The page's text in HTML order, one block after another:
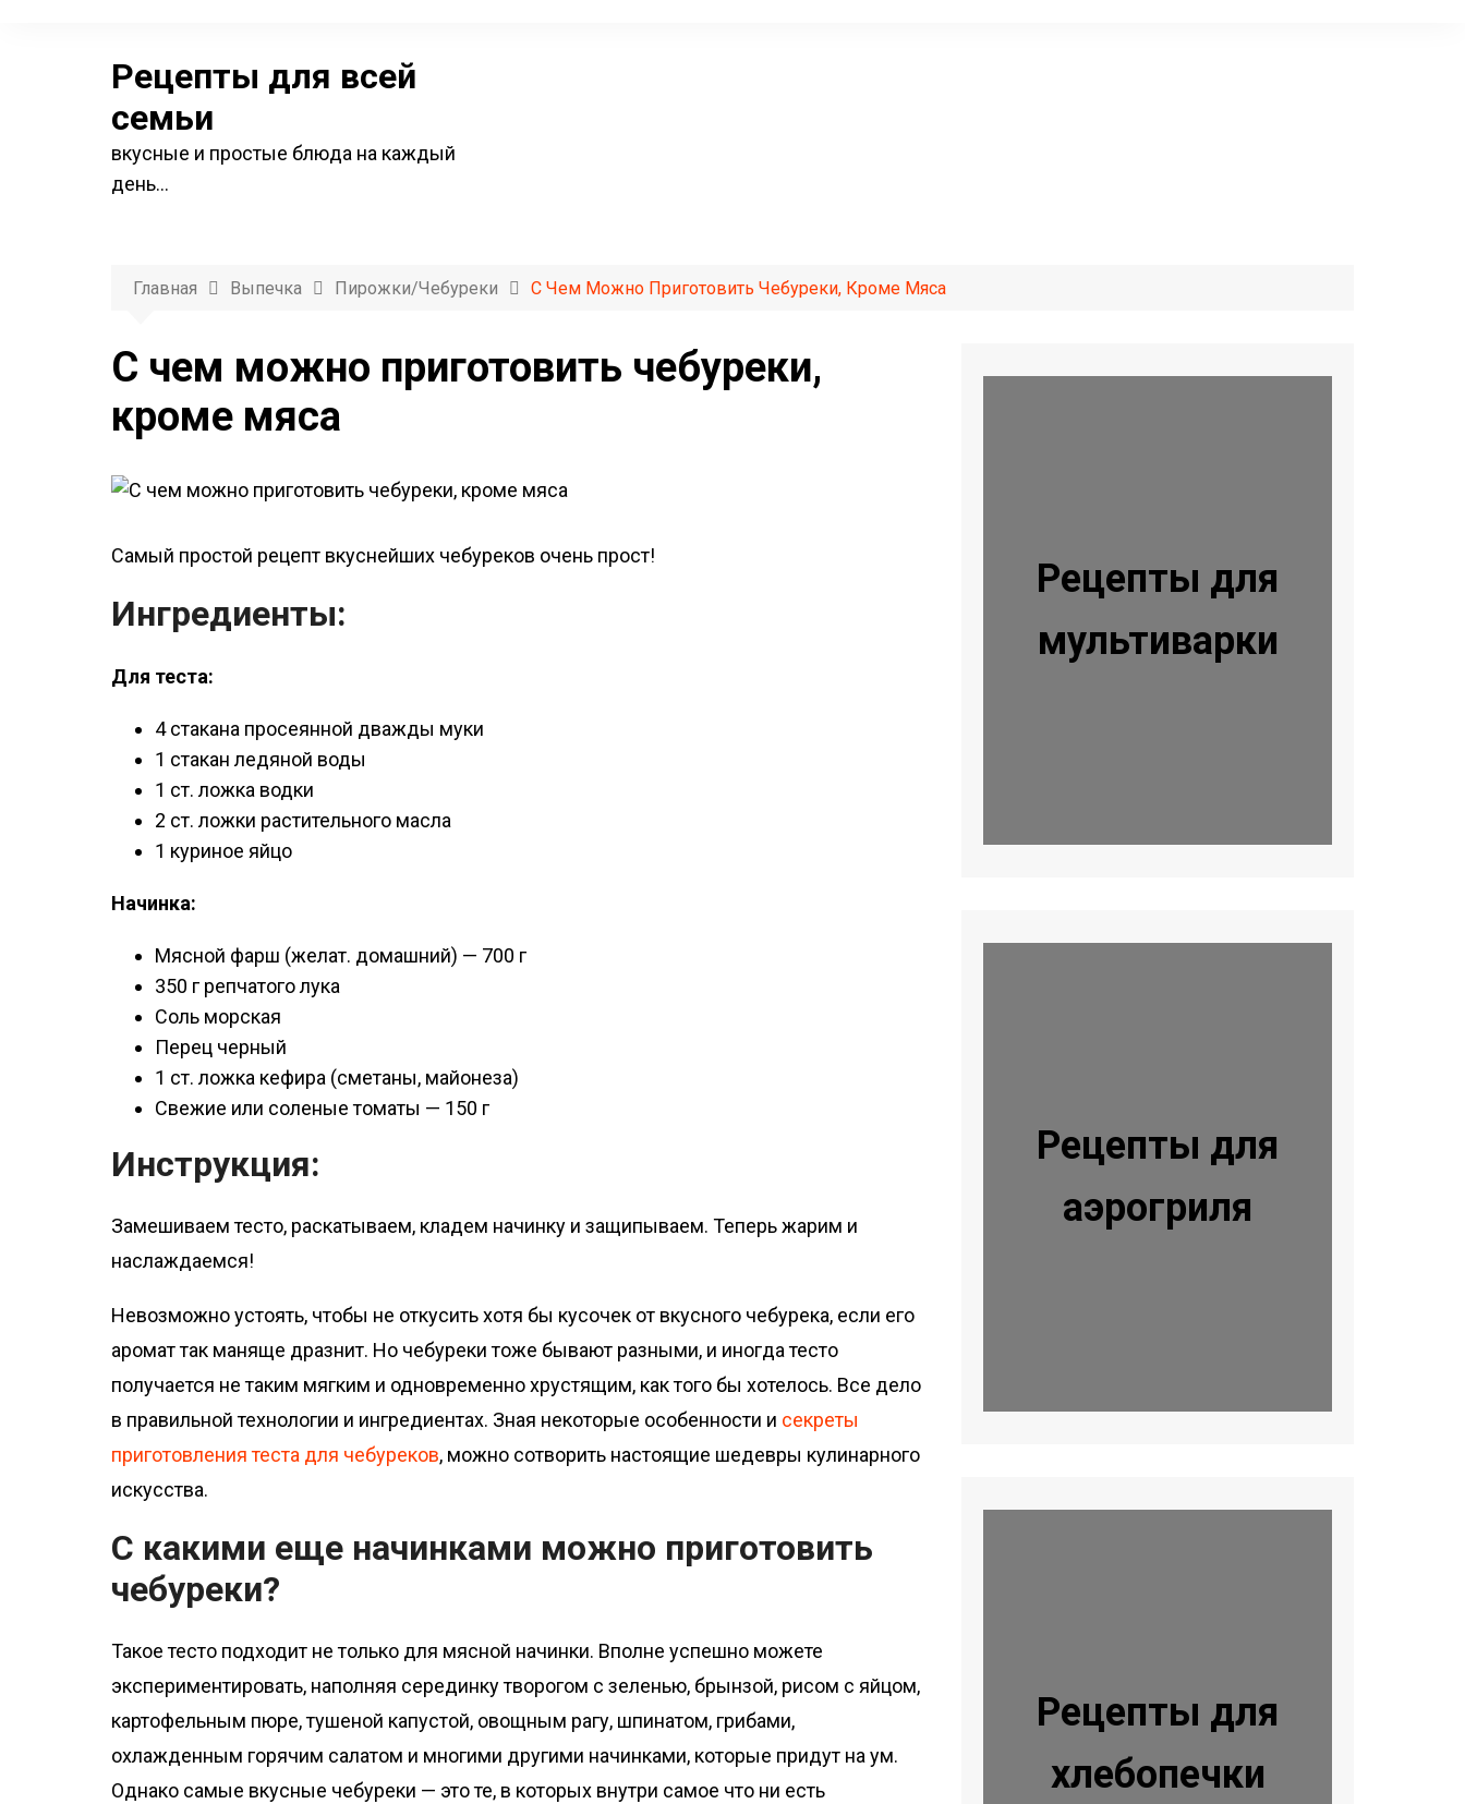
Рецепты для всей
семьи
вкусные и простые блюда на каждый
день…
Главная Выпечка Пирожки/чебуреки С Чем Можно Приготовить Чебуреки, Кроме Мяса
С чем можно приготовить чебуреки,
кроме мяса
Самый простой рецепт вкуснейших чебуреков очень прост!
Ингредиенты:
Для теста:
4 стакана просеянной дважды муки
1 стакан ледяной воды
1 ст. ложка водки
2 ст. ложки растительного масла
1 куриное яйцо
Начинка:
Мясной фарш (желат. домашний) — 700 г
350 г репчатого лука
Соль морская
Перец черный
1 ст. ложка кефира (сметаны, майонеза)
Свежие или соленые томаты — 150 г
Инструкция:
Замешиваем тесто, раскатываем, кладем начинку и защипываем. Теперь жарим и
наслаждаемся!
Невозможно устоять, чтобы не откусить хотя бы кусочек от вкусного чебурека, если его
аромат так маняще дразнит. Но чебуреки тоже бывают разными, и иногда тесто
получается не таким мягким и одновременно хрустящим, как того бы хотелось. Все дело
в правильной технологии и ингредиентах. Зная некоторые особенности и секреты
приготовления теста для чебуреков, можно сотворить настоящие шедевры кулинарного
искусства.
С какими еще начинками можно приготовить
чебуреки?
Такое тесто подходит не только для мясной начинки. Вполне успешно можете
экспериментировать, наполняя серединку творогом с зеленью, брынзой, рисом с яйцом,
картофельным пюре, тушеной капустой, овощным рагу, шпинатом, грибами,
охлажденным горячим салатом и многими другими начинками, которые придут на ум.
Однако самые вкусные чебуреки — это те, в которых внутри самое что ни есть
Рецепты для
мультиварки
Рецепты для
аэрогриля
Рецепты для
хлебопечки